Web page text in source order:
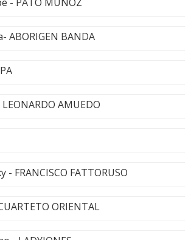
ABORIGEN BANDA
AMUEDO
- FRANCISCO FATTORUSO
ORIENTAL